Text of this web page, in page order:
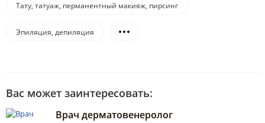
Тату, татуаж, перманентный макияж, пирсинг
Эпиляция, депиляция
Вас может заинтересовать:
Врач дерматовенеролог